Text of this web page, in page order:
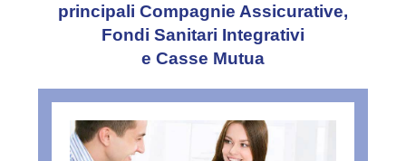
principali Compagnie Assicurative,
Fondi Sanitari Integrativi
e Casse Mutua